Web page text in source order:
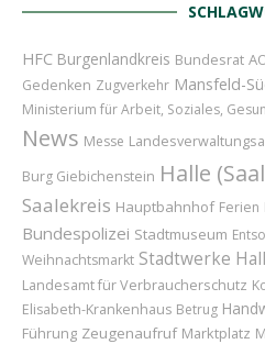
HFC Burgenlandkreis Bundesrat
Gedenken Zugverkehr Mansfeld-
Ministerium für Arbeit, Soziales,
News Messe
Burg Giebichenstein Halle
Saalekreis Hauptbahnhof Ferien
Bundespolizei Stadtmuseum
Weihnachtsmarkt Stadtwerke
Landesamt für Verbraucherschutz
Elisabeth-Krankenhaus Betrug
Führung Zeugenaufruf Marktplatz